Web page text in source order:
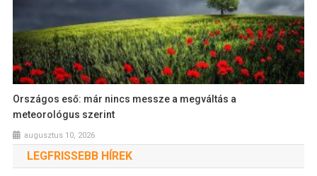
Országos eső: már nincs messze a megváltás a
meteorológus szerint
augusztus 10, 2026
LEGFRISSEBB HÍREK